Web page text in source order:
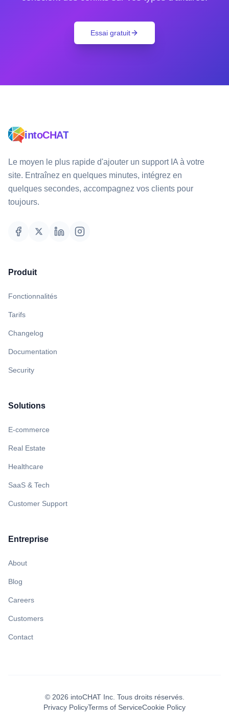
Essai gratuit
intoCHAT
Le moyen le plus rapide d'ajouter un support IA à votre
site. Entraînez en quelques minutes, intégrez en
quelques secondes, accompagnez vos clients pour
toujours.
Produit
Fonctionnalités
Tarifs
Changelog
Documentation
Security
Solutions
E-commerce
Real Estate
Healthcare
SaaS & Tech
Customer Support
Entreprise
About
Blog
Careers
Customers
Contact
© 2026 intoCHAT Inc. Tous droits réservés.
Privacy PolicyTerms of ServiceCookie Policy